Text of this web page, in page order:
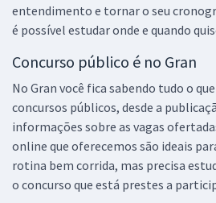
entendimento e tornar o seu
é possível estudar onde e quando
Concurso público é no Gran
No Gran você fica sabendo tudo o
concursos públicos, desde a
informações sobre as vagas
online que oferecemos são ideais
rotina bem corrida, mas precisa
o concurso que está prestes a